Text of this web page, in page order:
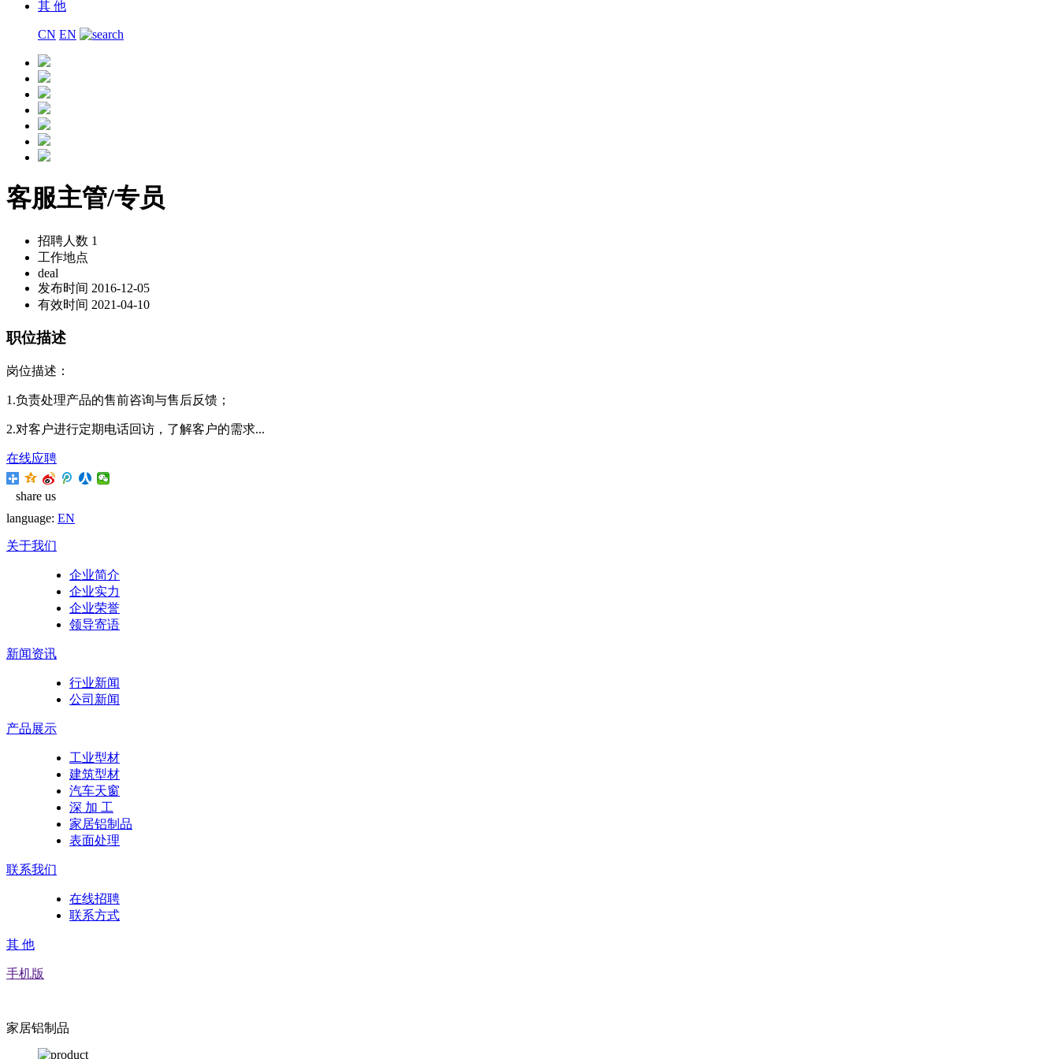
其 他
CN EN
客服主管/专员
招聘人数 1
工作地点
deal
发布时间 2016-12-05
有效时间 2021-04-10
职位描述
岗位描述：
1.负责处理产品的售前咨询与售后反馈；
2.对客户进行定期电话回访，了解客户的需求...
在线应聘
share us
language: EN
关于我们
企业简介
企业实力
企业荣誉
领导寄语
新闻资讯
行业新闻
公司新闻
产品展示
工业型材
建筑型材
汽车天窗
深 加 工
家居铝制品
表面处理
联系我们
在线招聘
联系方式
其 他
手机版
家居铝制品